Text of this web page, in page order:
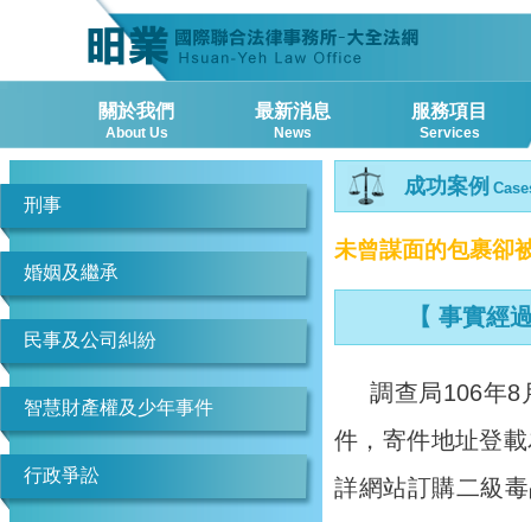
關於我們
About Us
最新消息
News
服務項目
Services
刑事
婚姻及繼承
民事及公司糾紛
智慧財產權及少年事件
行政爭訟
成功案例
未曾謀面的包裹卻
【 事實經
調查局106年8
件，寄件地址登
詳網站訂購二級